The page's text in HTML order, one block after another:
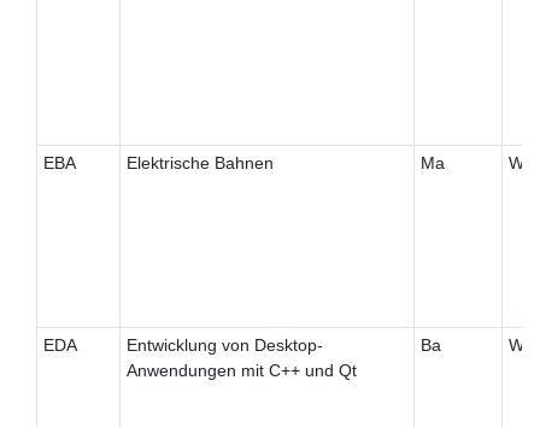
EBA Elektrische Bahnen Ma W
EDA
Entwicklung von Desktop-
Anwendungen mit C++ und Qt
Ba W